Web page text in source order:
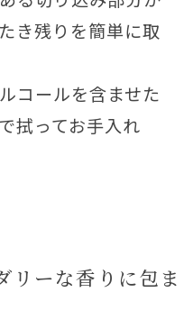
き残りを簡単に取
コールを含ませた
拭ってお手入れ
リーな香りに包ま